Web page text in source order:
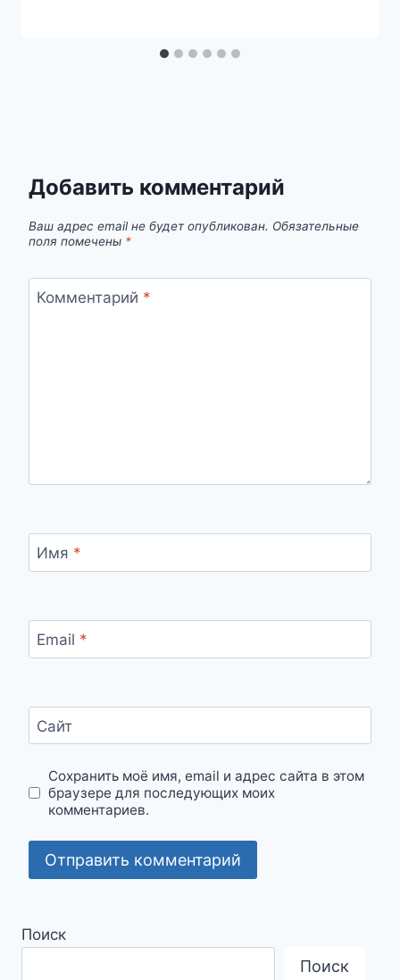
Добавить комментарий
Ваш адрес email не будет опубликован. Обязательные
поля помечены *
Комментарий *
Имя *
Email *
Сайт
Сохранить моё имя, email и адрес сайта в этом
браузере для последующих моих
комментариев.
Поиск
Поиск